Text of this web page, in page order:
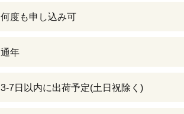
何度も申し込み可
通年
3-7日以内に出荷予定(土日祝除く)